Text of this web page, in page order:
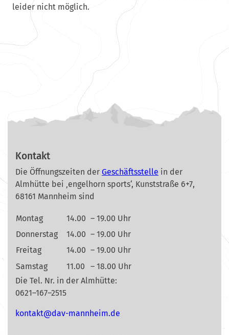
leider nicht möglich.
Kontakt
Die Öffnungszeiten der Geschäftsstelle in der
Almhütte bei ‚engelhorn sports‘, Kunststraße 6+7,
68161 Mannheim sind
Montag 14.00 – 19.00 Uhr
Donnerstag
14.00 – 19.00 Uhr
Freitag
14.00 – 19.00 Uhr
Samstag
11.00
– 18.00 Uhr
Die Tel. Nr. in der Almhütte:
0621–167–2515
ed.mi
ehnna
m-vad
@tkat
nok